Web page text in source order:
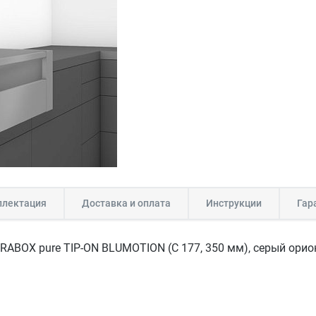
Доставка и оплата Инструкции
pure TIP-ON BLUMOTION (C 177, 350 мм), серый